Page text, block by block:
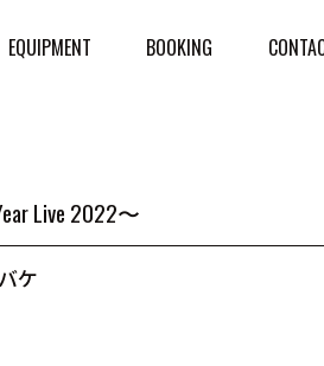
EQUIPMENT BOOKING
Live 2022〜
ケ